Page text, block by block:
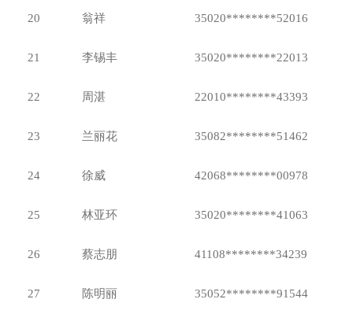
20 翁祥 35020********52016
21 李锡丰 35020********22013
22 周湛 22010********43393
23 兰丽花 35082********51462
24 徐威 42068********00978
25 林亚环 35020********41063
26 蔡志朋 41108********34239
27 陈明丽 35052********91544